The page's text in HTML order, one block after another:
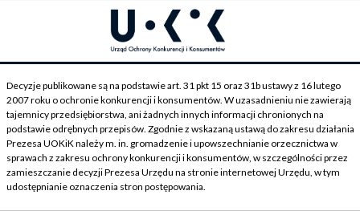
Decyzje publikowane są na podstawie art. 31 pkt 15 oraz 31b ustawy z 16 lutego
2007 roku o ochronie konkurencji i konsumentów. W uzasadnieniu nie zawierają
tajemnicy przedsiębiorstwa, ani żadnych innych informacji chronionych na
podstawie odrębnych przepisów. Zgodnie z wskazaną ustawą do zakresu działania
Prezesa UOKiK należy m. in. gromadzenie i upowszechnianie orzecznictwa w
sprawach z zakresu ochrony konkurencji i konsumentów, w szczególności przez
zamieszczanie decyzji Prezesa Urzędu na stronie internetowej Urzędu, w tym
udostępnianie oznaczenia stron postępowania.